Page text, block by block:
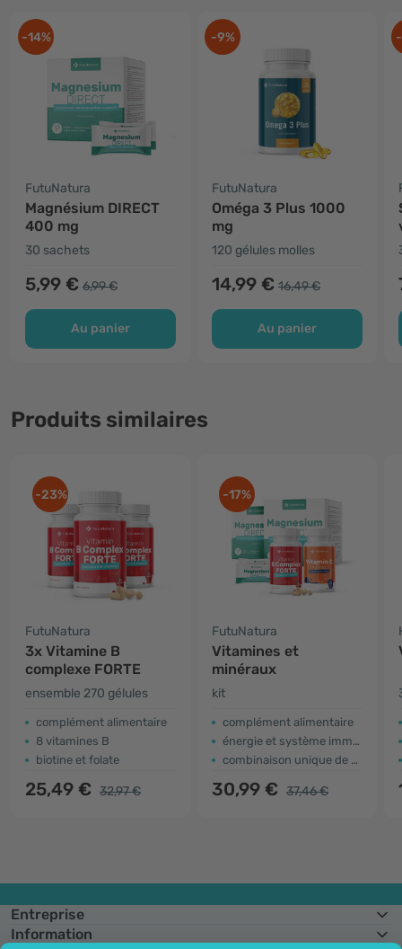
-14%
FutuNatura
Magnésium DIRECT
400 mg
30 sachets
5,99 € 6,99 €
Au panier
-9%
FutuNatura
Oméga 3 Plus 1000
mg
120 gélules molles
14,99 € 16,49 €
Au panier
Produits similaires
-23%
FutuNatura
3x Vitamine B
complexe FORTE
ensemble 270 gélules
complément alimentaire
8 vitamines B
biotine et folate
25,49 € 32,97 €
-17%
FutuNatura
Vitamines et
minéraux
kit
complément alimentaire
énergie et système immunitaire
combinaison unique de micronutriments
30,99 € 37,46 €
Entreprise
Information